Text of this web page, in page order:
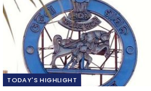
TODAY'S HIGHLIGHT